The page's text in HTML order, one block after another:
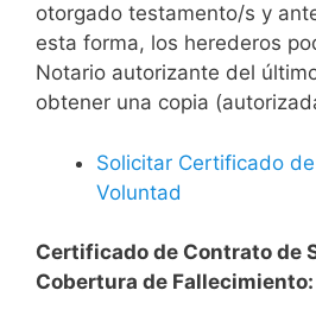
otorgado testamento/s y
esta forma, los herederos
Notario autorizante del
obtener una copia
Solicitar Certificado
Voluntad
Certificado de Contrato de
Cobertura de Fallecimiento: